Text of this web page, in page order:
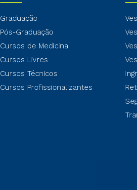
Graduação
Pós-Graduação
Cursos de Medicina
Cursos Livres
Cursos Técnicos
Cursos Profissionalizantes